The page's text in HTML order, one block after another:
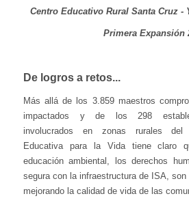
Centro Educativo Rural Santa Cruz
Primera Expansión
De logros a retos...
Más allá de los 3.859 maestros
impactados y de los 298
involucrados en zonas rurales del
Educativa para la Vida tiene claro
educación ambiental, los derechos
segura con la infraestructura de ISA,
mejorando la calidad de vida de las